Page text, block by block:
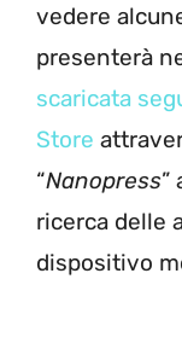
vedere
presenterà
scaricata
Store
“Nanopress”
ricerca delle
dispositivo